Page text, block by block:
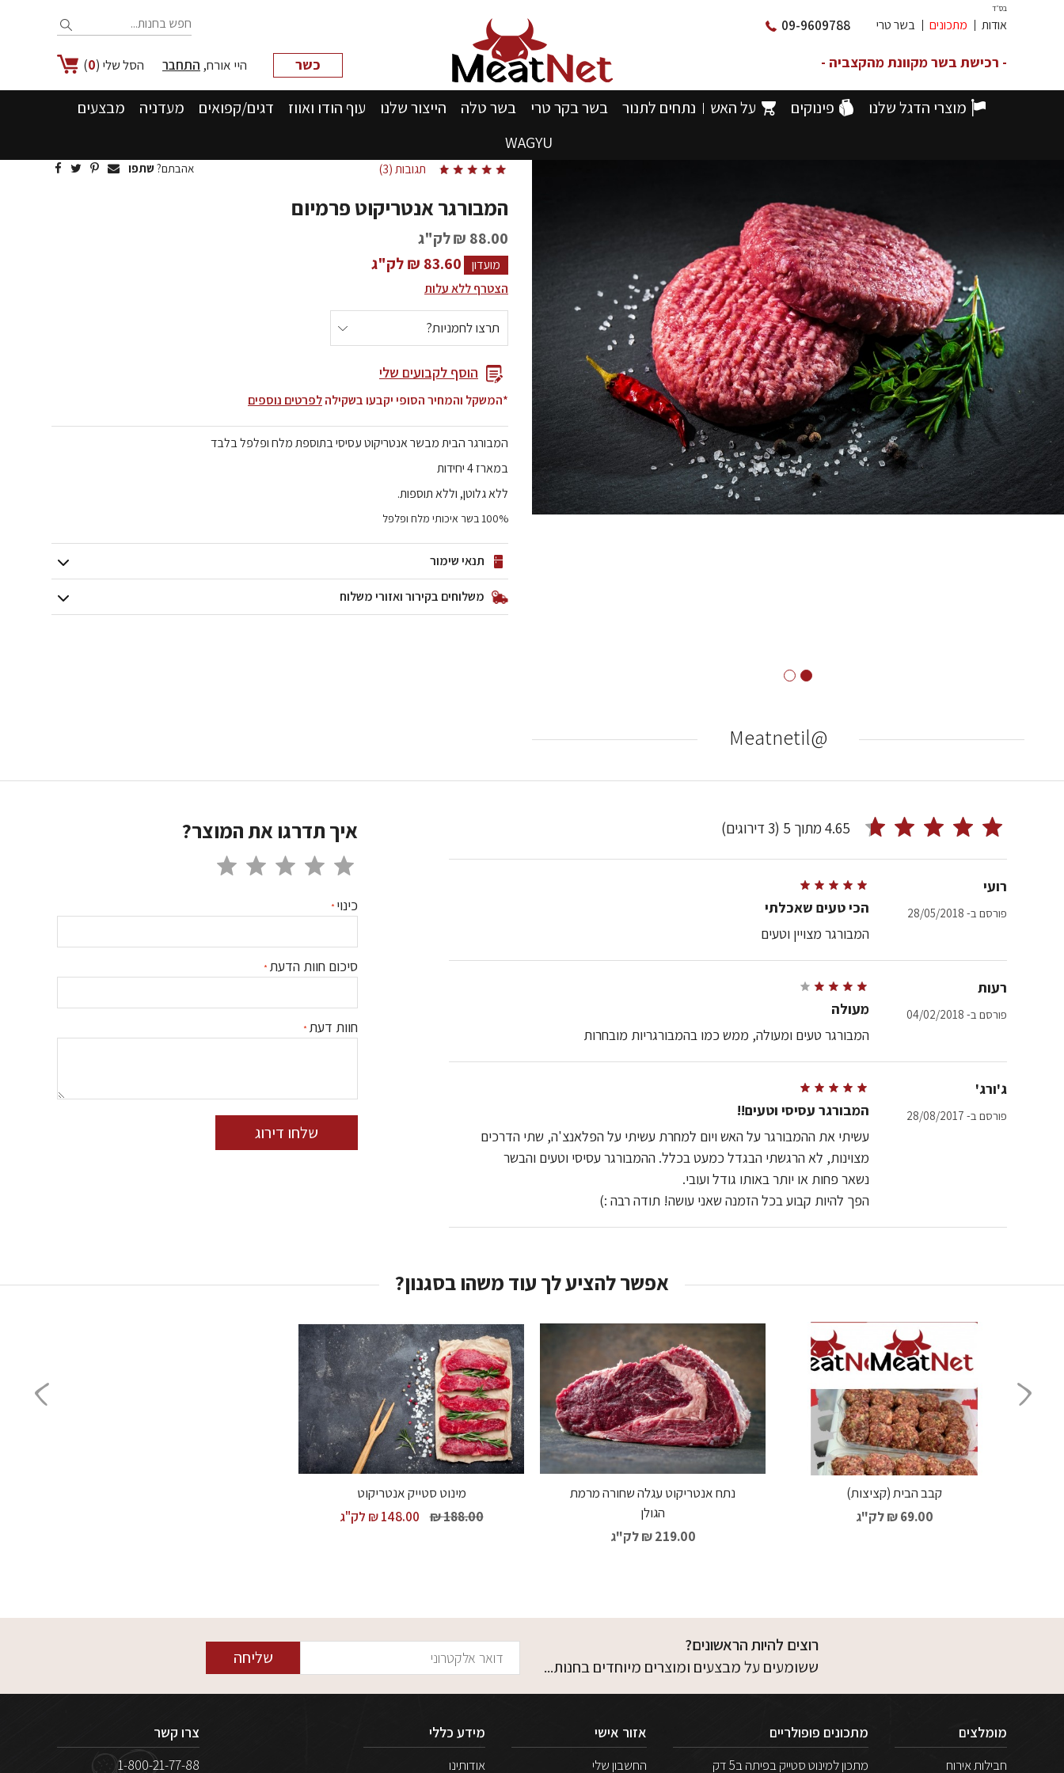
בס״ד
אודות מתכונים בשר טרי 09-9609788
- רכישת בשר מקוונת מהקצביה - כשר היי אורח, התחבר הסל שלי 0
מוצרי הדגל שלנו פינוקים על האש נתחים לתנור בשר בקר טרי בשר טלה הייצור שלנו עוף הודו ואווז דגים/קפואים מעדניה
מבצעים
WAGYU
@Meatnetil
תגובות (3) אהבתם?שתפו
המבורגר אנטריקוט פרמיום
88.00 ₪ לק"ג
מועדון 83.60 ₪ לק"ג
הצטרף ללא עלות
הוסף לקבועים שלי
*המשקל והמחיר הסופי יקבעו בשקילהלפרטים נוספים
המבורגר הבית מבשר אנטריקוט עסיסי בתוספת מלח ופלפל בלבד
במארז 4 יחידות
ללא גלוטן, וללא תוספות.
100% בשר איכותי מלח ופלפל
תנאי שימור
משלוחים בקירור ואזורי משלוח
4.65 מתוך 5 (3 דירוגים)
רועי
פורסם ב- 28/05/2018
הכי טעים שאכלתי
המבורגר מצויין וטעים
רעות
פורסם ב- 04/02/2018
מעולה
המבורגר טעים ומעולה, ממש כמו בהמבורגריות מובחרות
ג'ורג'
פורסם ב- 28/08/2017
המבורגר עסיסי וטעים!!
עשיתי את ההמבורגר על האש ויום למחרת עשיתי על הפלאנצ'ה, שתי הדרכים
מצוינות, לא הרגשתי הבגדל כמעט בכלל. ההמבורגר עסיסי וטעים והבשר
נשאר פחות או יותר באותו גודל ועובי.
הפך להיות קבוע בכל הזמנה שאני עושה! תודה רבה :)
איך תדרגו את המוצר?
כינוי
סיכום חוות הדעת
חוות דעת
שלחו דירוג
אפשר להציע לך עוד משהו בסגנון?
קבב הבית (קציצות)
69.00 ₪
לק"ג
נתח אנטריקוט עגלה שחורה מרמת
הגולן
219.00 ₪
לק"ג
מינוט סטייק אנטריקוט
188.00 ₪
148.00 ₪ לק"ג
רוצים להיות הראשונים?
ששומעים על מבצעים ומוצרים מיוחדים בחנות...
שליחה
מומלצים
חבילות אירוח
מתכונים פופולריים
מתכון למינוט סטייק בפיתה ב5 דק
אזור אישי
החשבון שלי
מידע כללי
אודותינו
צרו קשר
1-800-21-77-88